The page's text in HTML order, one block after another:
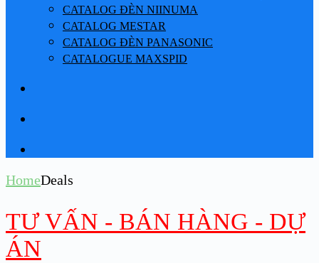
CATALOG ĐÈN NIINUMA
CATALOG MESTAR
CATALOG ĐÈN PANASONIC
CATALOGUE MAXSPID
HomeDeals
TƯ VẤN - BÁN HÀNG - DỰ
ÁN